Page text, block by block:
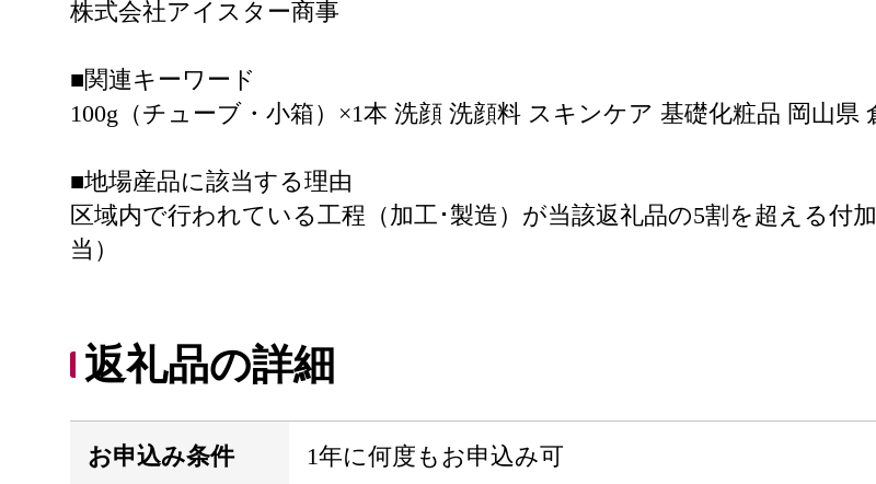
株式会社アイスター商事
■関連キーワード
100g（チューブ・小箱）×1本 洗顔 洗顔料 スキンケア 基礎化粧品 岡山県
■地場産品に該当する理由
区域内で行われている工程（加工･製造）が当該返礼品の5割を超える付
当）
返礼品の詳細
お申込み条件 1年に何度もお申込み可